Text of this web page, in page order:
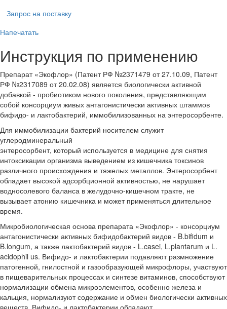
Запрос на поставку
Напечатать
Инструкция по применению
Препарат «Экофлор» (Патент РФ №2371479 от 27.10.09, Патент
РФ №2317089 от 20.02.08) является биологически активной
добавкой - пробиотиком нового поколения, представляющим
собой консорциум живых антагонистически активных штаммов
бифидо- и лактобактерий, иммобилизованных на энтеросорбенте.
Для иммобилизации бактерий носителем служит
углеродминеральный
энтеросорбент, который используется в медицине для снятия
интоксикации организма выведением из кишечника токсинов
различного происхождения и тяжелых металлов. Энтеросорбент
обладает высокой адсорбционной активностью, не нарушает
водносолевого баланса в желудочно-кишечном тракте, не
вызывает атонию кишечника и может применяться длительное
время.
Микробиологическая основа препарата «Экофлор» - консорциум
антагонистически активных бифидобактерий видов - B.bifidum и
B.longum, а также лактобактерий видов - L.casei, L.plantarum и L.
acidophil us. Вифидо- и лактобактерии подавляют размножение
патогенной, гнилостной и газообразующей микрофлоры, участвуют
в пищеварительных процессах и синтезе витаминов, способствуют
нормализации обмена микроэлементов, особенно железа и
кальция, нормализуют содержание и обмен биологически активных
веществ. Вифидо- и лактобактерии обладают